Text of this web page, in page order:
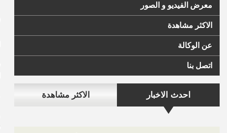
معرض الفيديو و الصور
الاكثر مشاهدة
عن الوكالة
اتصل بنا
احدث الاخبار الاكثر مشاهدة